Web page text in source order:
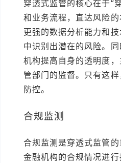
穿透式监管的核心在于“
和业务流程，直达风险
更强的数据分析能力和
中识别出潜在的风险。
机构提高自身的透明度
管部门的监督。只有这
防控。
合规监测
合规监测是穿透式监管
金融机构的合规情况进